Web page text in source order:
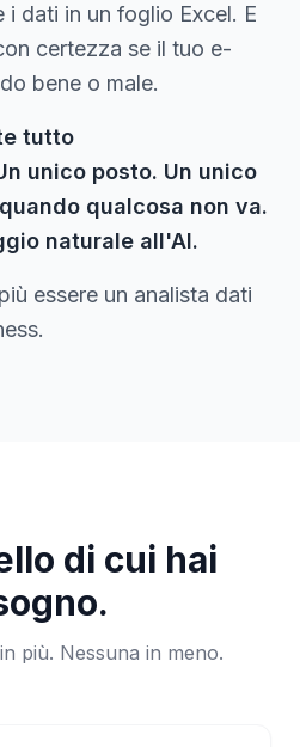
i dati in un foglio Excel. E
certezza se il tuo e-
bene o male.
tutto
unico posto. Un unico
qualcosa non va.
naturale all'AI.
essere un analista dati
di cui hai
più. Nessuna in meno.